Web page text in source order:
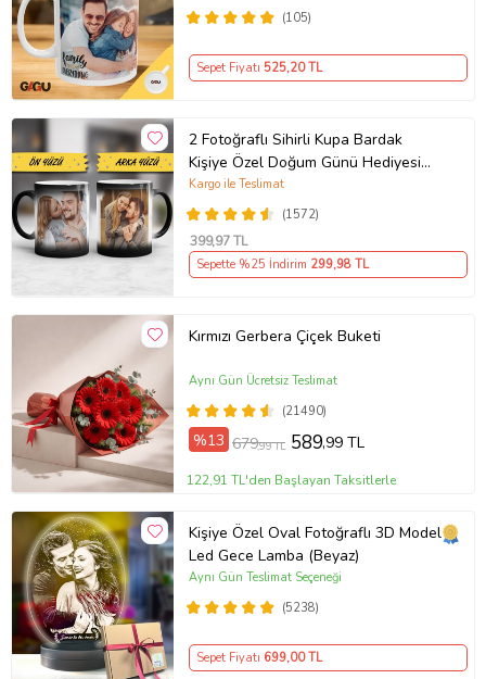
(105)
Sepet Fiyatı 525,20 TL
2 Fotoğraflı Sihirli Kupa Bardak
Kişiye Özel Doğum Günü Hediyesi
Sevgiliye Hediye Anneye Babaya
Ablaya Abiye Kız Erkek Kardeşe
Arkadaşa Resimli Günü Yıl Dönümü
Hediyesi
(1572)
Kargo ile Teslimat
399,97 TL
Sepette %25 İndirim 299,98 TL
Kırmızı Gerbera Çiçek Buketi
(21490)
Aynı Gün Ücretsiz Teslimat
%13 679,99 TL 589,99 TL
122,91 TL'den Başlayan Taksitlerle
Kişiye Özel Oval Fotoğraflı 3D Model
Led Gece Lamba (Beyaz)
(5238)
Aynı Gün Teslimat Seçeneği
Sepet Fiyatı 699,00 TL